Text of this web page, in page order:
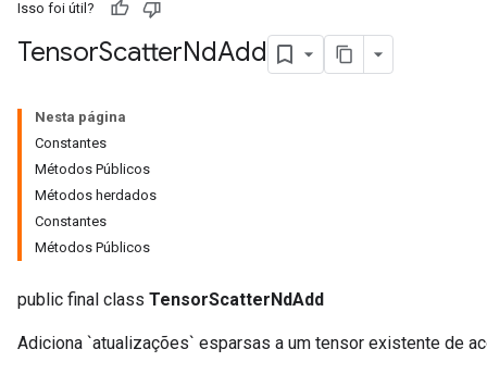
Isso foi útil?
TensorScatterNdAdd
Nesta página
Constantes
Métodos Públicos
Métodos herdados
Constantes
Métodos Públicos
public final class TensorScatterNdAdd
Adiciona `atualizações` esparsas a um tensor existente de